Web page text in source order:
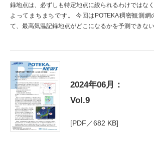
録地点は、必ずしも特定地点に絞られるわけではな
よってまちまちです。 今回はPOTEKA稠密観測網
て、最高気温記録地点がどこになるかを予測できない
2024年06月：
Vol.9
[PDF／682 KB]